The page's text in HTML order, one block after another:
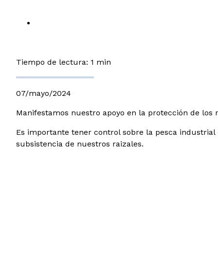
Tiempo de lectura: 1 min
07/mayo/2024
Manifestamos nuestro apoyo en la protección de
Es importante tener control sobre la pesca
subsistencia de nuestros raizales.